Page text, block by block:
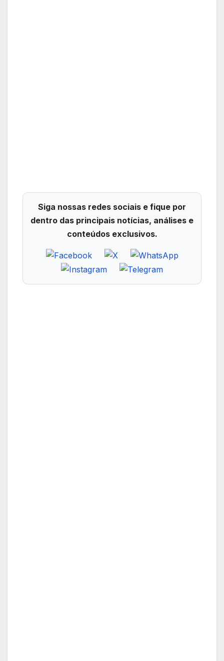
Siga nossas redes sociais e fique por
dentro das principais notícias, análises e
conteúdos exclusivos.